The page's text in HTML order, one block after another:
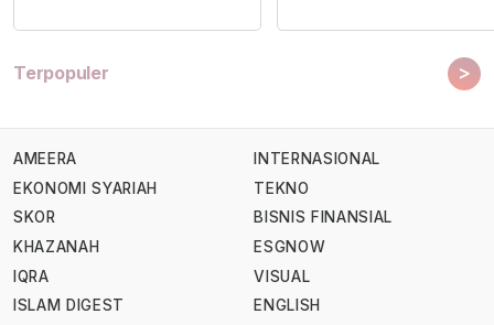
Terpopuler >
AMEERA
EKONOMI SYARIAH
SKOR
KHAZANAH
IQRA
ISLAM DIGEST
INTERNASIONAL
TEKNO
BISNIS FINANSIAL
ESGNOW
VISUAL
ENGLISH